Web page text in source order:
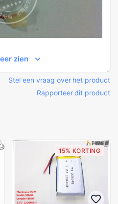
zien
Stel een vraag over het product
Rapporteer dit product
15% KORTING